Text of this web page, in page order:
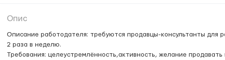
Опис
Описание работодателя: требуются продавцы-консультанты для
2 раза в неделю.
Требования: целеустремлённость,активность, желание